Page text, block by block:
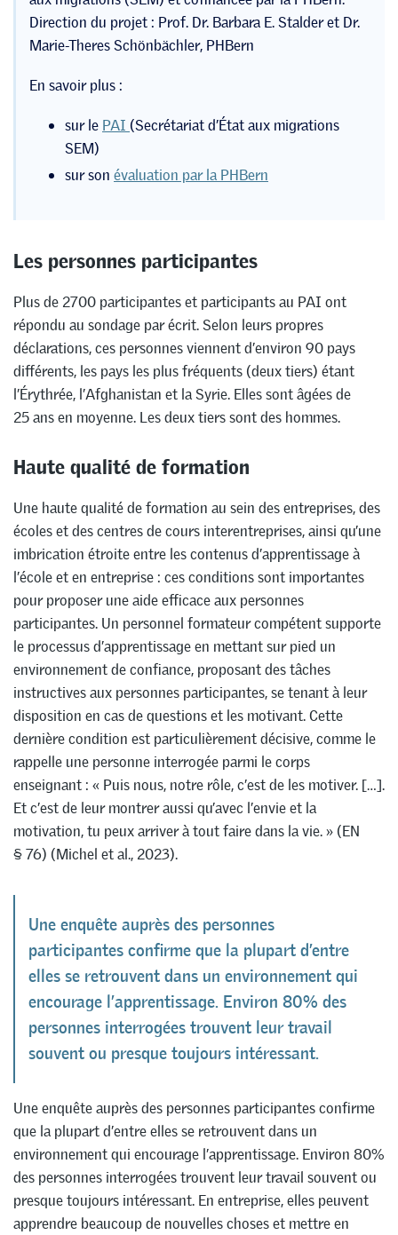
Direction du projet : Prof. Dr. Barbara E. Stalder et Dr.
Marie-Theres Schönbächler, PHBern
En savoir plus :
sur le PAI (Secrétariat d’État aux migrations
SEM)
sur son évaluation par la PHBern
Les personnes participantes
Plus de 2700 participantes et participants au PAI ont
répondu au sondage par écrit. Selon leurs propres
déclarations, ces personnes viennent d’environ 90 pays
différents, les pays les plus fréquents (deux tiers) étant
l’Érythrée, l’Afghanistan et la Syrie. Elles sont âgées de
25 ans en moyenne. Les deux tiers sont des hommes.
Haute qualité de formation
Une haute qualité de formation au sein des entreprises, des
écoles et des centres de cours interentreprises, ainsi qu’une
imbrication étroite entre les contenus d’apprentissage à
l’école et en entreprise : ces conditions sont importantes
pour proposer une aide efficace aux personnes
participantes. Un personnel formateur compétent supporte
le processus d’apprentissage en mettant sur pied un
environnement de confiance, proposant des tâches
instructives aux personnes participantes, se tenant à leur
disposition en cas de questions et les motivant. Cette
dernière condition est particulièrement décisive, comme le
rappelle une personne interrogée parmi le corps
enseignant : « Puis nous, notre rôle, c’est de les motiver. […].
Et c’est de leur montrer aussi qu’avec l’envie et la
motivation, tu peux arriver à tout faire dans la vie. » (EN
§ 76) (Michel et al., 2023).
Une enquête auprès des personnes
participantes confirme que la plupart d’entre
elles se retrouvent dans un environnement qui
encourage l’apprentissage. Environ 80% des
personnes interrogées trouvent leur travail
souvent ou presque toujours intéressant.
Une enquête auprès des personnes participantes confirme
que la plupart d’entre elles se retrouvent dans un
environnement qui encourage l’apprentissage. Environ 80%
des personnes interrogées trouvent leur travail souvent ou
presque toujours intéressant. En entreprise, elles peuvent
apprendre beaucoup de nouvelles choses et mettre en